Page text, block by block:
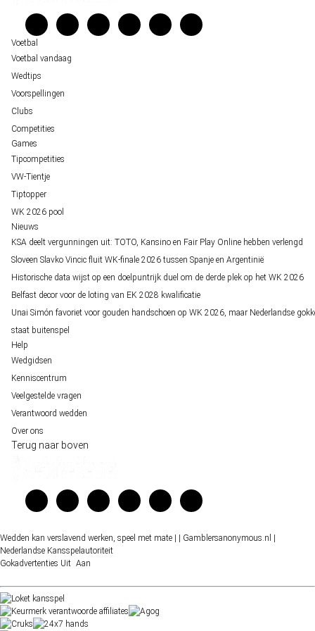
Verantwoord wedden
Over ons
Voetbal
Voetbal vandaag
Wedtips
Voorspellingen
Clubs
Competities
Games
Tipcompetities
VW-Tientje
Tiptopper
WK 2026 pool
Nieuws
KSA deelt vergunningen uit: TOTO, Kansino en Fair Play Online hebben verlengd
Sloveen Slavko Vincic fluit WK-finale 2026 tussen Spanje en Argentinië
Historische data wijst op een doelpuntrijk duel om de derde plek op het WK 2026
Belfast decor voor de loting van EK 2028 kwalificatie
Unai Simón favoriet voor gouden handschoen op WK 2026, maar Nederlandse
staat buitenspel
Help
Wedgidsen
Kenniscentrum
Veelgestelde vragen
Verantwoord wedden
Over ons
Terug naar boven
Wedden kan verslavend werken, speel met mate | | Gamblersanonymous.nl
Nederlandse Kansspelautoriteit
Gokadvertenties Uit Aan